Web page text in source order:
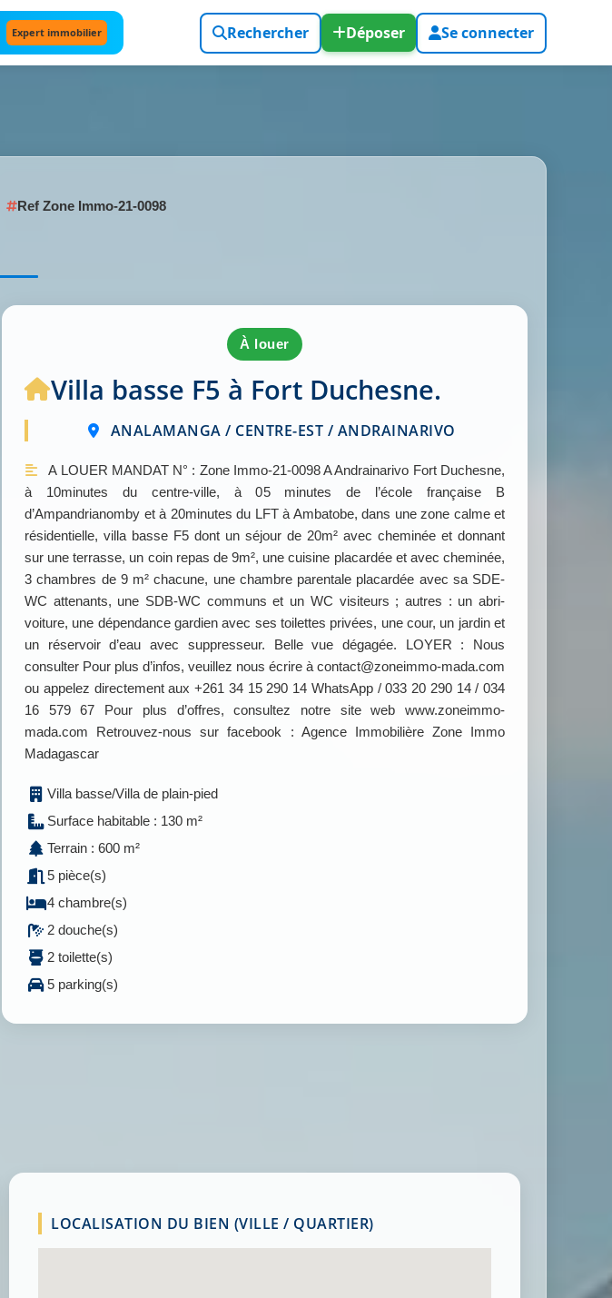
Expert immobilier Rechercher Déposer Se connecter
Ref Zone Immo-21-0098
à louer
Villa basse F5 à Fort Duchesne.
ANALAMANGA / CENTRE-EST / ANDRAINARIVO
A LOUER MANDAT N° : Zone Immo-21-0098 A Andrainarivo Fort Duchesne,
à 10minutes du centre-ville, à 05 minutes de l’école française B
d’Ampandrianomby et à 20minutes du LFT à Ambatobe, dans une zone calme et
résidentielle, villa basse F5 dont un séjour de 20m² avec cheminée et donnant
sur une terrasse, un coin repas de 9m², une cuisine placardée et avec cheminée,
3 chambres de 9 m² chacune, une chambre parentale placardée avec sa SDE-
WC attenants, une SDB-WC communs et un WC visiteurs ; autres : un abri-
voiture, une dépendance gardien avec ses toilettes privées, une cour, un jardin et
un réservoir d’eau avec suppresseur. Belle vue dégagée. LOYER : Nous
consulter Pour plus d’infos, veuillez nous écrire à contact@zoneimmo-mada.com
ou appelez directement aux +261 34 15 290 14 WhatsApp / 033 20 290 14 / 034
16 579 67 Pour plus d’offres, consultez notre site web www.zoneimmo-
mada.com Retrouvez-nous sur facebook : Agence Immobilière Zone Immo
Madagascar
Villa basse/Villa de plain-pied
Surface habitable : 130 m²
Terrain : 600 m²
5 pièce(s)
4 chambre(s)
2 douche(s)
2 toilette(s)
5 parking(s)
LOCALISATION DU BIEN (VILLE / QUARTIER)